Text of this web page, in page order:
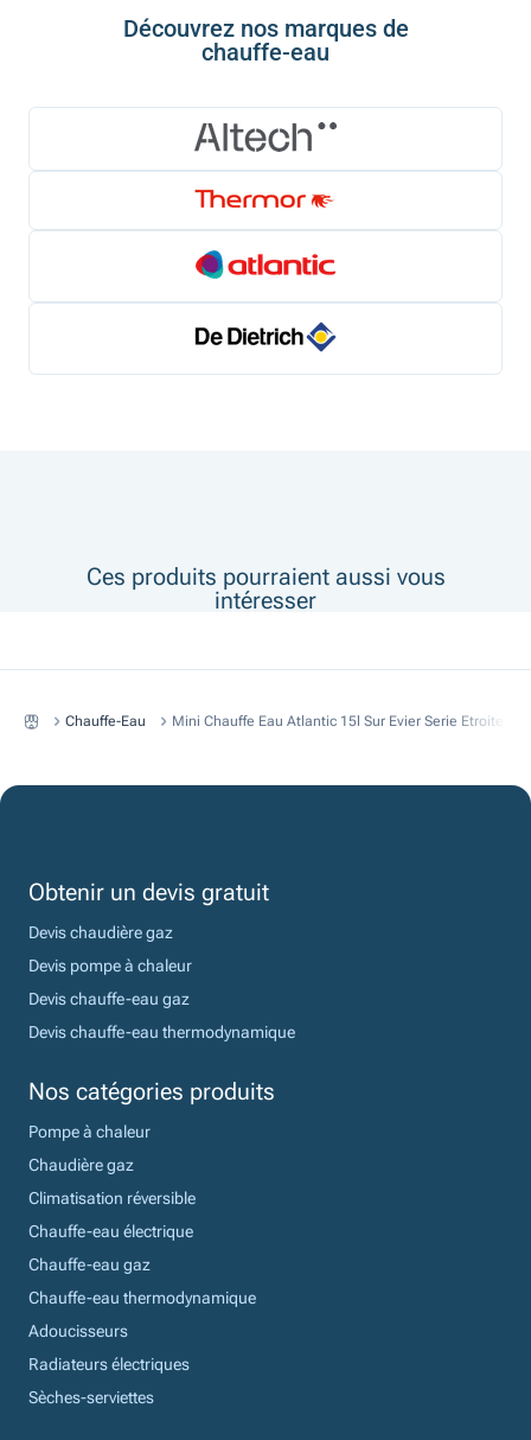
Découvrez nos marques de
chauffe-eau
Ces produits pourraient aussi vous
intéresser
Chauffe-Eau Mini Chauffe Eau Atlantic 15l Sur Evier Serie Etroite
Obtenir un devis gratuit
Devis chaudière gaz
Devis pompe à chaleur
Devis chauffe-eau gaz
Devis chauffe-eau thermodynamique
Nos catégories produits
Pompe à chaleur
Chaudière gaz
Climatisation réversible
Chauffe-eau électrique
Chauffe-eau gaz
Chauffe-eau thermodynamique
Adoucisseurs
Radiateurs électriques
Sèches-serviettes